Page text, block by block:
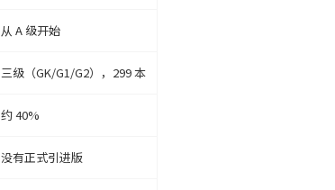
从 A 级开始
三级（GK/G1/G2），299 本
约 40%
没有正式引进版